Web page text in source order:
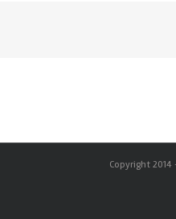
Copyright 2014